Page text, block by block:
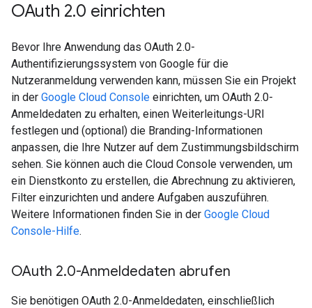
OAuth 2.0 einrichten
Bevor Ihre Anwendung das OAuth 2.0-
Authentifizierungssystem von Google für die
Nutzeranmeldung verwenden kann, müssen Sie ein Projekt
in der Google Cloud Console einrichten, um OAuth 2.0-
Anmeldedaten zu erhalten, einen Weiterleitungs-URI
festlegen und (optional) die Branding-Informationen
anpassen, die Ihre Nutzer auf dem Zustimmungsbildschirm
sehen. Sie können auch die Cloud Console verwenden, um
ein Dienstkonto zu erstellen, die Abrechnung zu aktivieren,
Filter einzurichten und andere Aufgaben auszuführen.
Weitere Informationen finden Sie in der Google Cloud
Console-Hilfe.
OAuth 2.0-Anmeldedaten abrufen
Sie benötigen OAuth 2.0-Anmeldedaten, einschließlich